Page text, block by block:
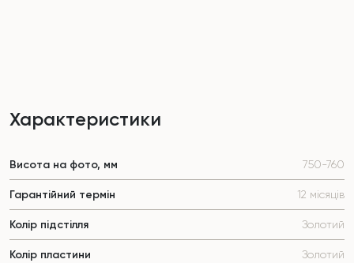
Характеристики
Висота на фото, мм 750-760
Гарантійний термін 12 місяців
Колір підстілля Золотий
Колір пластини Золотий